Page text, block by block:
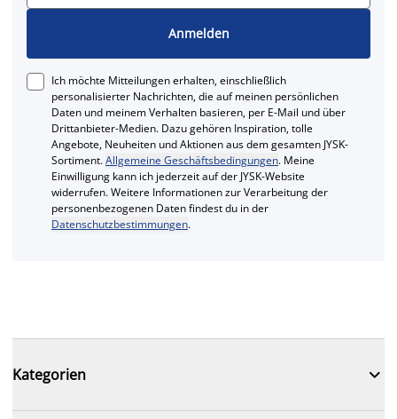
Anmelden
Ich möchte Mitteilungen erhalten, einschließlich
personalisierter Nachrichten, die auf meinen persönlichen
Daten und meinem Verhalten basieren, per E-Mail und über
Drittanbieter-Medien. Dazu gehören Inspiration, tolle
Angebote, Neuheiten und Aktionen aus dem gesamten JYSK-
Sortiment.Allgemeine Geschäftsbedingungen. Meine
Einwilligung kann ich jederzeit auf der JYSK-Website
widerrufen. Weitere Informationen zur Verarbeitung der
personenbezogenen Daten findest du in der
Datenschutzbestimmungen.
Kategorien 